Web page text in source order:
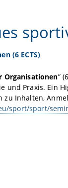
(6 ECTS)
Organisationen”
und Praxis. Ein
zu Inhalten,
sport/sport/